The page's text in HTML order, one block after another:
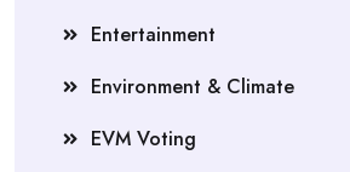
Entertainment
Environment & Climate
EVM Voting